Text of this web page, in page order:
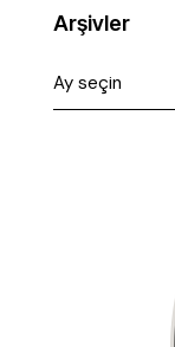
Arşivler